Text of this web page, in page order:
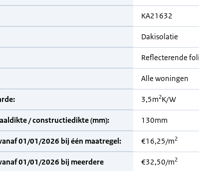
KA21632
Dakisolatie
Reflecterende
Alle woningen
3,5m2K/W
/ constructiedikte (mm): 130mm
01/01/2026 bij één maatregel: €16,25/m2
01/01/2026 bij meerdere
€32,50/m2